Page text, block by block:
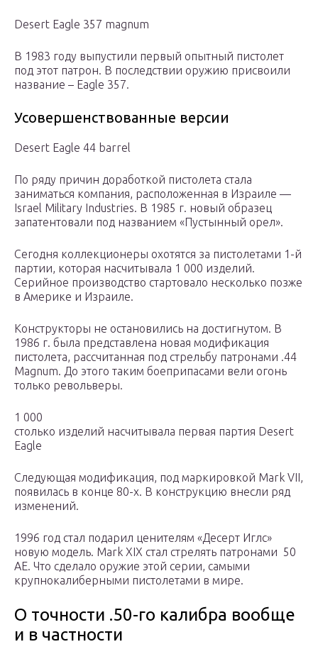
Desert Eagle 357 magnum
В 1983 году выпустили первый опытный пистолет
под этот патрон. В последствии оружию присвоили
название – Eagle 357.
Усовершенствованные версии
Desert Eagle 44 barrel
По ряду причин доработкой пистолета стала
заниматься компания, расположенная в Израиле —
Israel Military Industries. В 1985 г. новый образец
запатентовали под названием «Пустынный орел».
Сегодня коллекционеры охотятся за пистолетами 1-й
партии, которая насчитывала 1 000 изделий.
Серийное производство стартовало несколько позже
в Америке и Израиле.
Конструкторы не остановились на достигнутом. В
1986 г. была представлена новая модификация
пистолета, рассчитанная под стрельбу патронами .44
Magnum. До этого таким боеприпасами вели огонь
только револьверы.
1 000
столько изделий насчитывала первая партия Desert
Eagle
Следующая модификация, под маркировкой Mark VII,
появилась в конце 80-х. В конструкцию внесли ряд
изменений.
1996 год стал подарил ценителям «Десерт Иглс»
новую модель. Mark XIX стал стрелять патронами 50
AE. Что сделало оружие этой серии, самыми
крупнокалиберными пистолетами в мире.
О точности .50-го калибра вообще
и в частности